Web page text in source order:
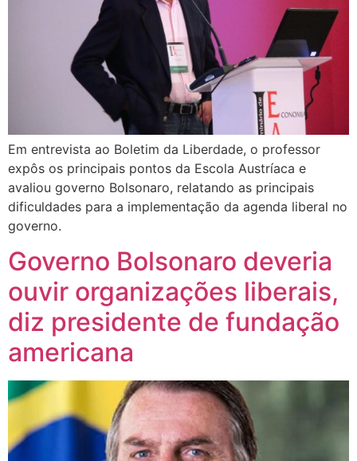
Em entrevista ao Boletim da Liberdade, o professor
expôs os principais pontos da Escola Austríaca e
avaliou governo Bolsonaro, relatando as principais
dificuldades para a implementação da agenda liberal no
governo.
Governo Bolsonaro deveria
ouvir organizações liberais,
diz presidente de fundação
americana